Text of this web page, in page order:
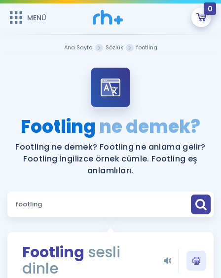
MENÜ
0
Şifremi Hatırlamıyorum
ÜYE DEĞİLİM
Sepetin Şu An Boş.
Remzi Hoca ile seni sınava hazırlayacak onlarca eğitim seni
bekliyor!
MENÜ
Katılımcı Görüşleri
Faydalı Araçlar
Sözlük
Rehberlik Aracı
ÖSYM Sınav Takvimi
Hakkımızda
Ana Sayfa Sözlük footling
Footling ne demek?
Footling ne demek? Footling ne anlama gelir?
Footling İngilizce örnek cümle. Footling eş
anlamlıları.
Footling sesli
dinle